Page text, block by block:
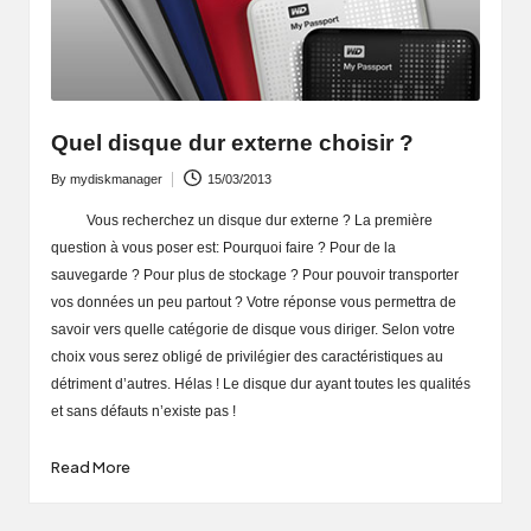
Quel disque dur externe choisir ?
Posted
By mydiskmanager 15/03/2013
Vous recherchez un disque dur externe ? La première
question à vous poser est: Pourquoi faire ? Pour de la
sauvegarde ? Pour plus de stockage ? Pour pouvoir transporter
vos données un peu partout ? Votre réponse vous permettra de
savoir vers quelle catégorie de disque vous diriger. Selon votre
choix vous serez obligé de privilégier des caractéristiques au
détriment d’autres. Hélas ! Le disque dur ayant toutes les qualités
et sans défauts n’existe pas !
Read More